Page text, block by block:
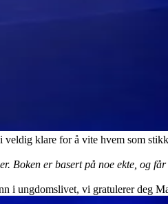
klare for å vite hvem som
Boken er basert på noe ekte, og
i ungdomslivet, vi gratulerer deg